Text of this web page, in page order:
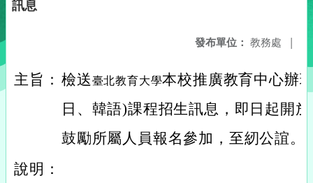
訊息
發布單位： 教務處 |
主旨： 檢送臺北教育大學本校推廣教育中心辦
日、韓語)課程招生訊息，即日起開
鼓勵所屬人員報名參加，至紉公誼。
說明：